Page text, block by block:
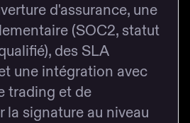
d'assurance, une
(SOC2, statut
des SLA
une intégration avec
trading et de
la signature au niveau